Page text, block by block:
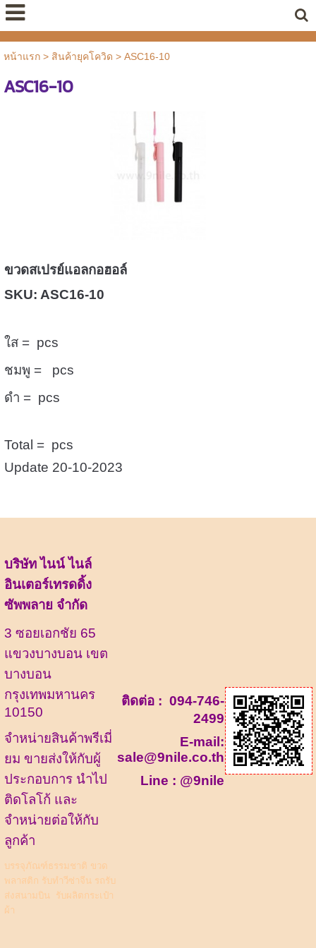
หน้าแรก> สินค้ายุคโควิด > ASC16-10
ASC16-10
ขวดสเปรย์แอลกอฮอล์
SKU: ASC16-10
ใส = pcs
ชมพู = pcs
ดำ = pcs
Total = pcs
Update 20-10-2023
บริษัท ไนน์ ไนล์
อินเตอร์เทรดดิ้ง
ซัพพลาย จำกัด
3 ซอยเอกชัย 65
แขวงบางบอน เขต
บางบอน
กรุงเทพมหานคร
10150
จำหน่ายสินค้าพรีเมี่
ยม ขายส่งให้กับผู้
ประกอบการ นำไป
ติดโลโก้ และ
จำหน่ายต่อให้กับ
ลูกค้า
บรรจุภัณฑ์ธรรมชาติ ขวด
พลาสติก รับทำวีซ่าจีน รถรับ
ส่งสนามบิน รับผลิตกระเป๋า
ผ้า
ติดต่อ : 094-746-
2499
E-mail:
sale@9nile.co.th
Line : @9nile